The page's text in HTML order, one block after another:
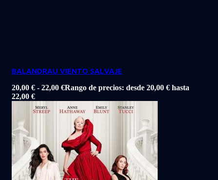
BALANDRAU VIENTO SALVAJE
20,00 € - 22,00 €Rango de precios: desde 20,00 € hasta
22,00 €